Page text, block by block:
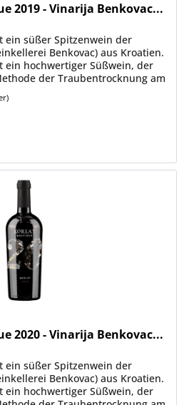
2019 - Vinarija Benkovac...
ein süßer Spitzenwein der
Benkovac) aus Kroatien.
ein hochwertiger Süßwein, der
der Traubentrocknung am
2020 - Vinarija Benkovac...
ein süßer Spitzenwein der
Benkovac) aus Kroatien.
ein hochwertiger Süßwein, der